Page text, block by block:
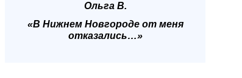
Ольга В.
«В Нижнем Новгороде от меня
отказались…»